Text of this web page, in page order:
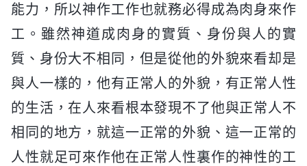
能力，所以神作工作也就務必得成為肉身來作
工。雖然神道成肉身的實質、身份與人的實
質、身份大不相同，但是從他的外貌來看却是
與人一樣的，他有正常人的外貌，有正常人性
的生活，在人來看根本發現不了他與正常人不
相同的地方，就這一正常的外貌、這一正常的
人性就足可來作他在正常人性裏作的神性的工